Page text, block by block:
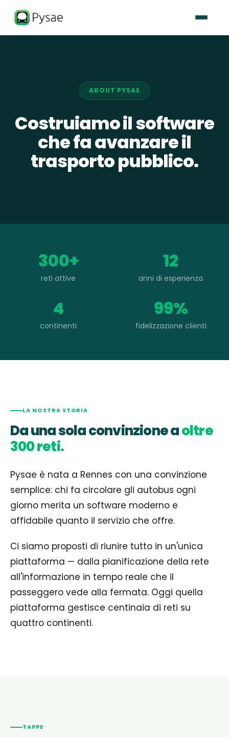
ABOUT PYSAE
Costruiamo il software
che fa avanzare il
trasporto pubblico.
300+
reti attive
12
anni di esperienza
4
continenti
99%
fidelizzazione clienti
LA NOSTRA STORIA
Da una sola convinzione aoltre
300 reti.
Pysae è nata a Rennes con una convinzione
semplice: chi fa circolare gli autobus ogni
giorno merita un software moderno e
affidabile quanto il servizio che offre.
Ci siamo proposti di riunire tutto in un'unica
piattaforma — dalla pianificazione della rete
all'informazione in tempo reale che il
passeggero vede alla fermata. Oggi quella
piattaforma gestisce centinaia di reti su
quattro continenti.
TAPPE